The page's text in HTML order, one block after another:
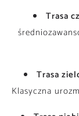
Trasa
Trasa
Klasyczna